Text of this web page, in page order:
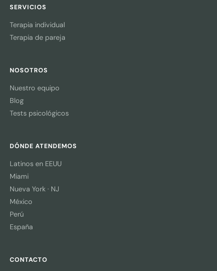
SERVICIOS
Terapia individual
Terapia de pareja
NOSOTROS
Nuestro equipo
Blog
Tests psicológicos
DÓNDE ATENDEMOS
Latinos en EEUU
Miami
Nueva York · NJ
México
Perú
España
CONTACTO